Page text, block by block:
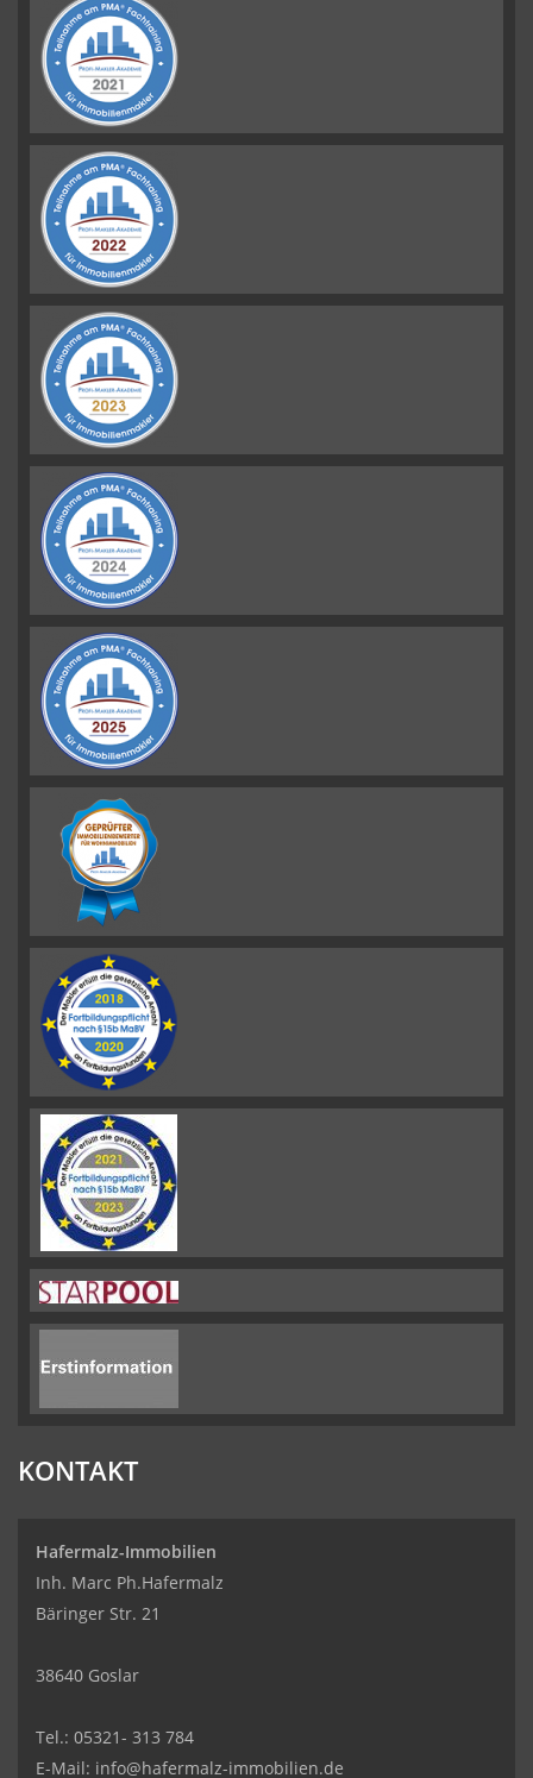
KONTAKT
Hafermalz-Immobilien
Inh. Marc Ph.Hafermalz
Bäringer Str. 21
38640 Goslar
Tel.: 05321- 313 784
E-Mail: info@hafermalz-immobilien.de